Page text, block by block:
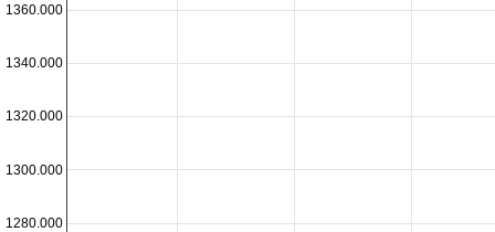
1280.000
1300.000
1320.000
1340.000
1360.000